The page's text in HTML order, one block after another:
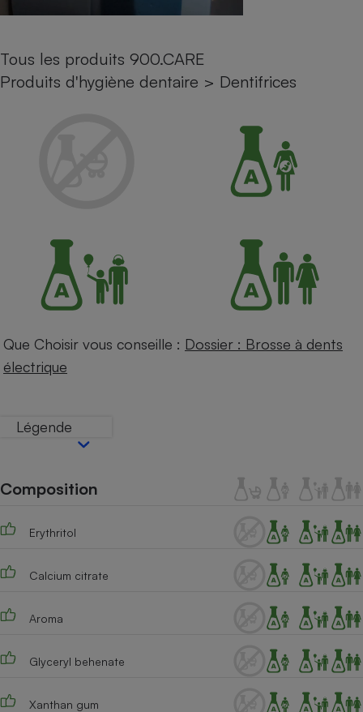
Tous les produits 900.CARE
Produits d'hygiène dentaire > Dentifrices
Que Choisir vous conseille : Dossier : Brosse à dents
électrique
Légende
Composition
Erythritol
Calcium citrate
Aroma
Glyceryl behenate
Xanthan gum
Assurance emprunteur
Lave-linge
Climatiseur -
Ventilateur
Antivirus
Matelas
Climatiseur -
Ventilateur